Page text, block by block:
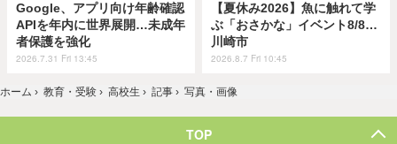
Google、アプリ向け年齢確認
APIを年内に世界展開…未成年
者保護を強化
2026.7.31 Fri 13:45
【夏休み2026】魚に触れて学
ぶ「おさかな」イベント8/8…
川崎市
2026.8.7 Fri 10:45
ホーム › 教育・受験 › 高校生 › 記事 › 写真・画像
TOP